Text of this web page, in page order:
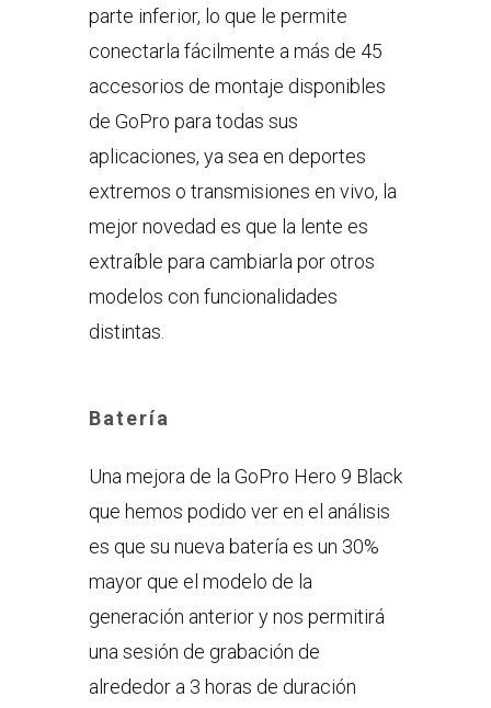
parte inferior, lo que le permite
conectarla fácilmente a más de 45
accesorios de montaje disponibles
de GoPro para todas sus
aplicaciones, ya sea en deportes
extremos o transmisiones en vivo, la
mejor novedad es que la lente es
extraíble para cambiarla por otros
modelos con funcionalidades
distintas.
Batería
Una mejora de la GoPro Hero 9 Black
que hemos podido ver en el análisis
es que su nueva batería es un 30%
mayor que el modelo de la
generación anterior y nos permitirá
una sesión de grabación de
alrededor a 3 horas de duración